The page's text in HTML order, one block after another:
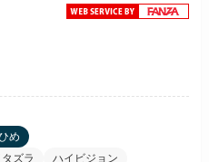
め
タズラ ハイビジョン